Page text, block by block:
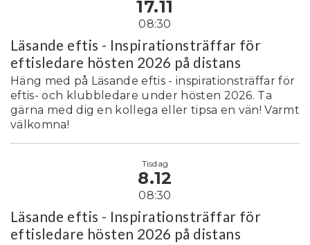
17.11
08:30
Läsande eftis - Inspirationsträffar för
eftisledare hösten 2026 på distans
Häng med på Läsande eftis - inspirationsträffar för
eftis- och klubbledare under hösten 2026. Ta
gärna med dig en kollega eller tipsa en vän! Varmt
välkomna!
Tisdag
8.12
08:30
Läsande eftis - Inspirationsträffar för
eftisledare hösten 2026 på distans